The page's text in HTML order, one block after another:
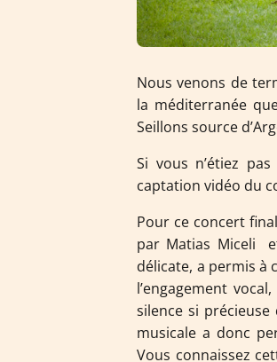
Nous venons de
la méditerranée
Seillons source
Si vous n’étiez
captation vidéo du
Pour ce concert
par Matias Miceli
délicate, a permis à
l’engagement
silence si
musicale a donc
Vous connaissez